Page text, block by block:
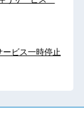
ビス一時停止